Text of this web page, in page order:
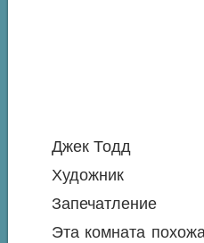
Джек Тодд
Художник
Запечатление
Эта комната